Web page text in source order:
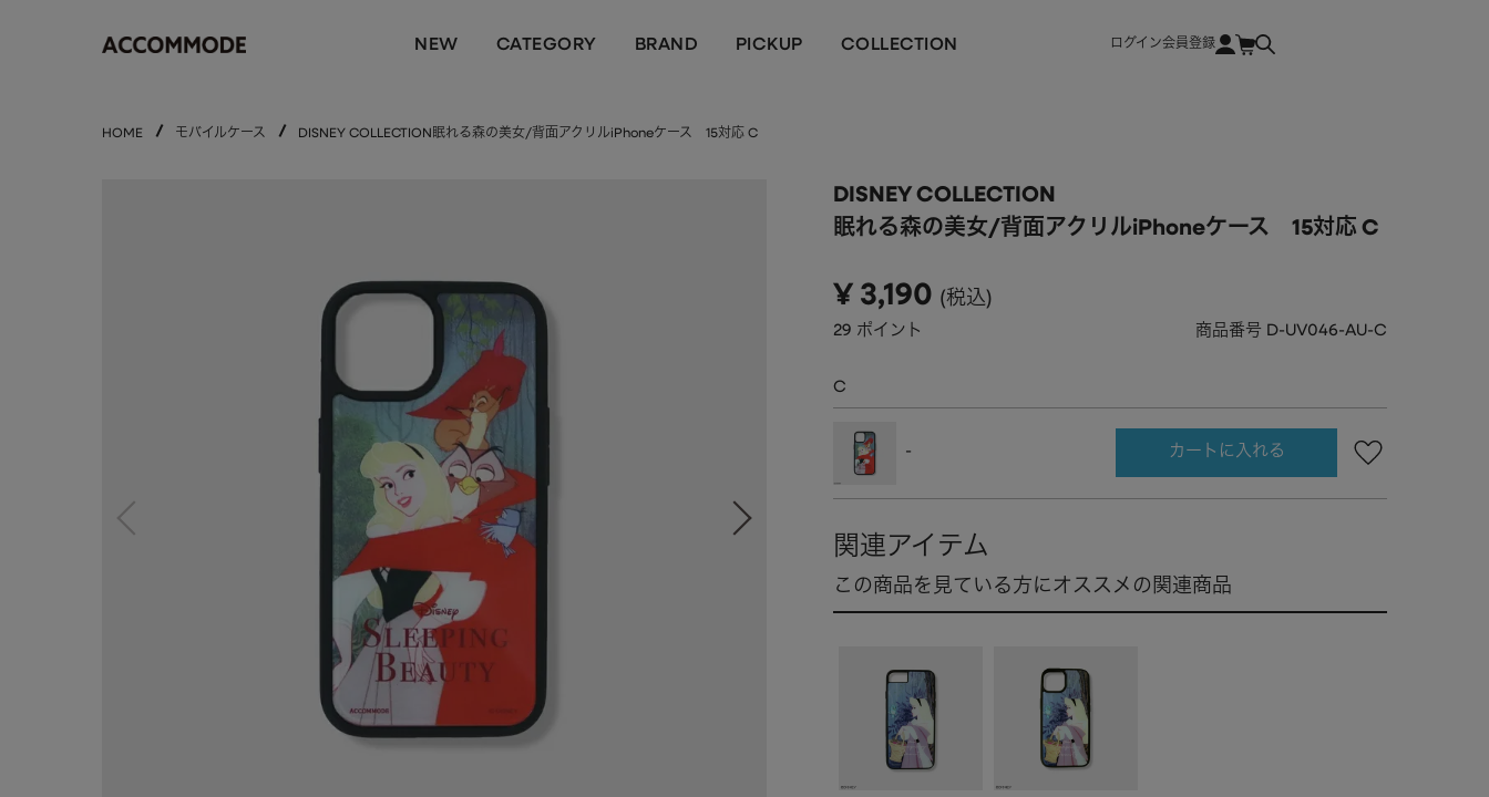
NEW CATEGORY BRAND PICKUP COLLECTION ログイン会員登録
HOME モバイルケース DISNEY COLLECTION眠れる森の美女/背面アクリルiPhoneケース 15対応 C
DISNEY COLLECTION
眠れる森の美女/背面アクリルiPhoneケース 15対応 C
¥ 3,190 税込
29 ポイント 商品番号 D-UV046-AU-C
C
- カートに入れる